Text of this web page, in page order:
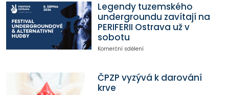
Legendy tuzemského
undergroundu zavítají na
PERIFERII Ostrava už v
sobotu
Komerční sdělení
ČPZP vyzývá k darování
krve